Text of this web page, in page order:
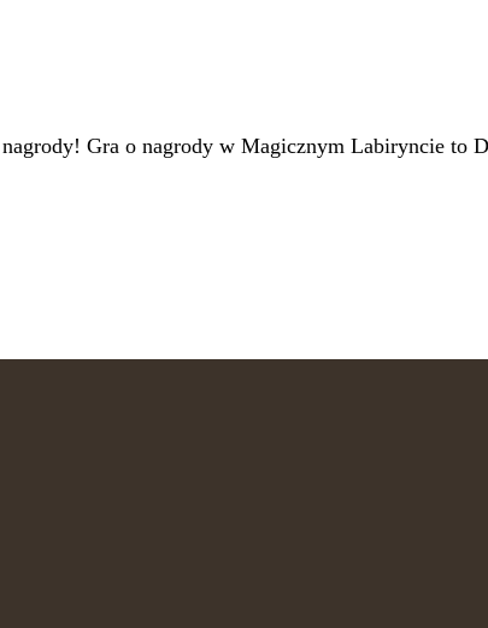
Gra o nagrody w Magicznym Labiryncie to